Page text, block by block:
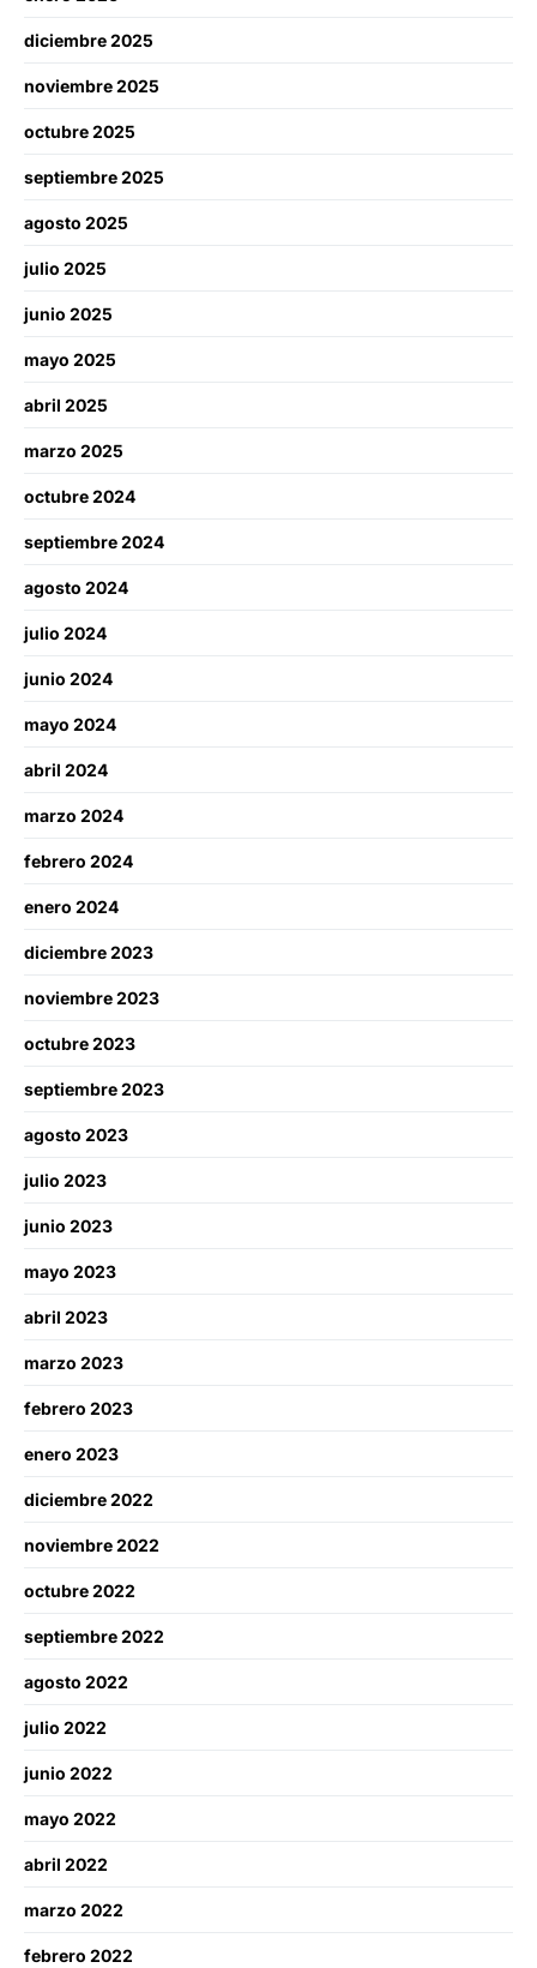
diciembre 2025
noviembre 2025
octubre 2025
septiembre 2025
agosto 2025
julio 2025
junio 2025
mayo 2025
abril 2025
marzo 2025
octubre 2024
septiembre 2024
agosto 2024
julio 2024
junio 2024
mayo 2024
abril 2024
marzo 2024
febrero 2024
enero 2024
diciembre 2023
noviembre 2023
octubre 2023
septiembre 2023
agosto 2023
julio 2023
junio 2023
mayo 2023
abril 2023
marzo 2023
febrero 2023
enero 2023
diciembre 2022
noviembre 2022
octubre 2022
septiembre 2022
agosto 2022
julio 2022
junio 2022
mayo 2022
abril 2022
marzo 2022
febrero 2022